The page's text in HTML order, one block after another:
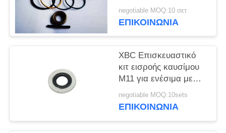
negotiable MOQ:10 σετ
ΕΠΙΚΟΙΝΩΝΙΑ
XBC Επισκευαστικό
κιτ εισροής καυσίμου
M11 για ενέσιμα με
συρματόπλεγμα και
χάλυβα
negotiable MOQ:10sets
ΕΠΙΚΟΙΝΩΝΙΑ